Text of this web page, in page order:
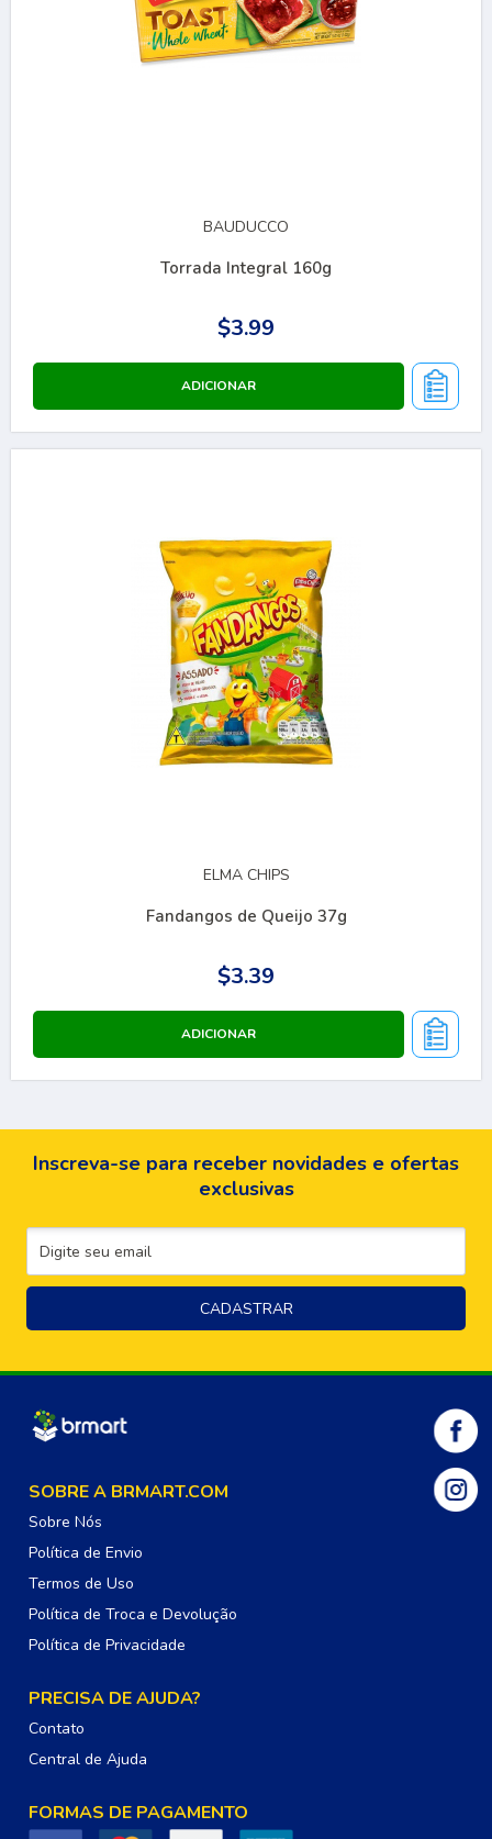
BAUDUCCO
Torrada Integral 160g
$3.99
ELMA CHIPS
Fandangos de Queijo 37g
$3.39
Inscreva-se para receber novidades e ofertas
exclusivas
SOBRE A BRMART.COM
Sobre Nós
Política de Envio
Termos de Uso
Política de Troca e Devolução
Política de Privacidade
PRECISA DE AJUDA?
Contato
Central de Ajuda
FORMAS DE PAGAMENTO